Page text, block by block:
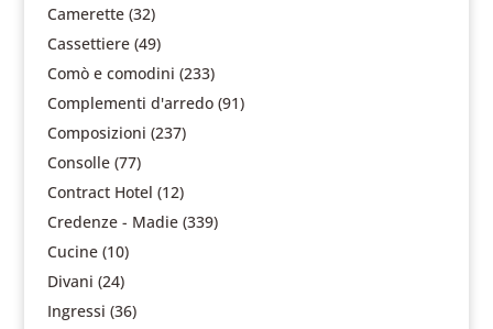
Camerette (32)
Cassettiere (49)
Comò e comodini (233)
Complementi d'arredo (91)
Composizioni (237)
Consolle (77)
Contract Hotel (12)
Credenze - Madie (339)
Cucine (10)
Divani (24)
Ingressi (36)